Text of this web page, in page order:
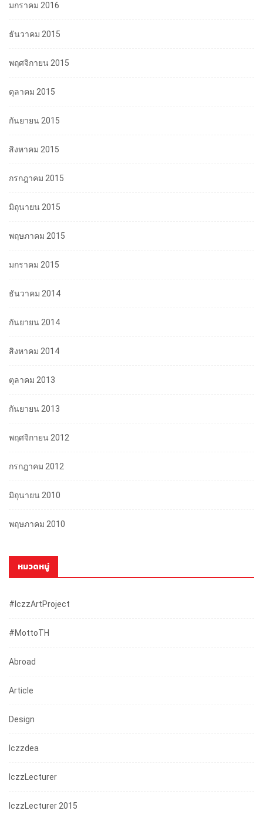
มกราคม 2016
ธันวาคม 2015
พฤศจิกายน 2015
ตุลาคม 2015
กันยายน 2015
สิงหาคม 2015
กรกฎาคม 2015
มิถุนายน 2015
พฤษภาคม 2015
มกราคม 2015
ธันวาคม 2014
กันยายน 2014
สิงหาคม 2014
ตุลาคม 2013
กันยายน 2013
พฤศจิกายน 2012
กรกฎาคม 2012
มิถุนายน 2010
พฤษภาคม 2010
หมวดหมู่
#iczzArtProject
#mottoTH
Abroad
Article
Design
Iczzdea
IczzLecturer
IczzLecturer 2015